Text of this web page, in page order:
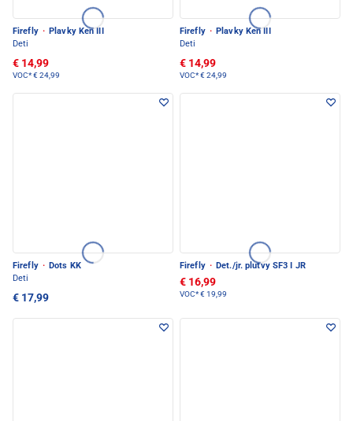
Firefly · Plavky Ken III
Deti
€ 14,99
VOC*€ 24,99
Firefly · Plavky Ken III
Deti
€ 14,99
VOC*€ 24,99
Firefly · Dots KK
Deti
€ 17,99
Firefly · Det./jr. plutvy SF3 I JR
€ 16,99
VOC*€ 19,99